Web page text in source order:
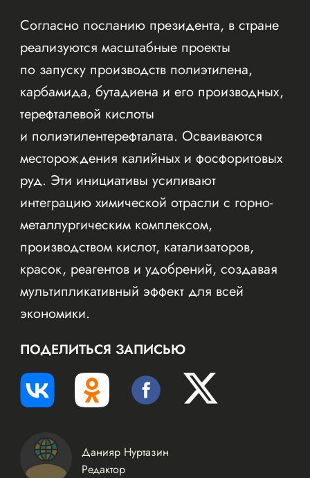
Согласно посланию президента, в стране
реализуются масштабные проекты
по запуску производств полиэтилена,
карбамида, бутадиена и его производных,
терефталевой кислоты
и полиэтилентерефталата. Осваиваются
месторождения калийных и фосфоритовых
руд. Эти инициативы усиливают
интеграцию химической отрасли с горно-
металлургическим комплексом,
производством кислот, катализаторов,
красок, реагентов и удобрений, создавая
мультипликативный эффект для всей
экономики.
ПОДЕЛИТЬСЯ ЗАПИСЬЮ
Данияр Нуртазин
Редактор